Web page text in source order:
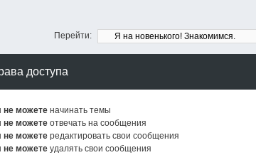
Перейти:
доступа
не можетеначинать темы
не можетеотвечать на сообщения
не можетередактировать свои сообщения
не можетеудалять свои сообщения